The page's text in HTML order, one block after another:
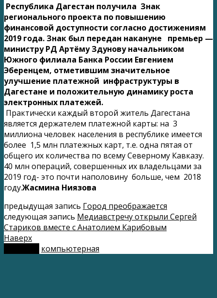
Республика Дагестан получила Знак
регионального проекта по повышению
финансовой доступности согласно достижениям
2019 года. Знак был передан накануне премьер —
министру РД Артёму Здунову начальником
Южного филиала Банка России Евгением
Эберенцем, отметившим значительное
улучшение платежной инфраструктуры в
Дагестане и положительную динамику роста
электронных платежей.
Практически каждый второй житель Дагестана
является держателем платежной карты: на 3
миллиона человек населения в республике имеется
более 1,5 млн платежных карт, т.е. одна пятая от
общего их количества по всему Северному Кавказу.
40 млн операций, совершенных их владельцами за
2019 год- это почти наполовину больше, чем 2018
году.Жасмина Ниязова
предыдущая запись Город преображается
следующая запись Медиавстречу открыли Сергей
Стариков вместе с Анатолием Карибовым
Наверх
компьютерная